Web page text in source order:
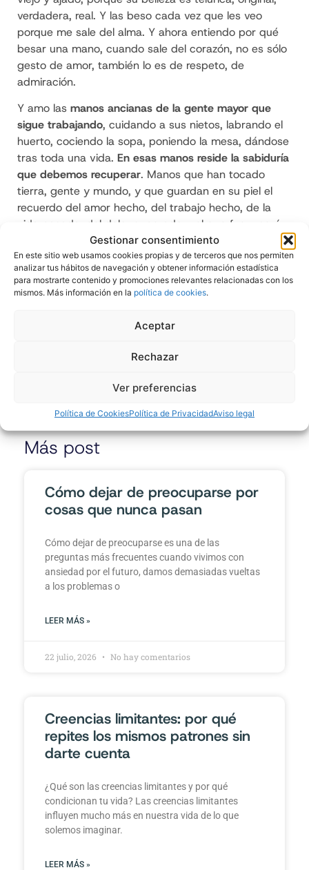
Gestionar consentimiento
En este sitio web usamos cookies propias y de terceros que nos permiten
analizar tus hábitos de navegación y obtener información estadística
para mostrarte contenido y promociones relevantes relacionadas con los
mismos. Más información en la política de cookies.
Aceptar
Rechazar
Ver preferencias
Política de CookiesPolítica de PrivacidadAviso legal
verdadera, real. Y las beso cada vez que les veo
porque me sale del alma. Y ahora entiendo por qué
besar una mano, cuando sale del corazón, no es sólo
gesto de amor, también lo es de respeto, de
admiración.
Y amo las manos ancianas de la gente mayor que
sigue trabajando, cuidando a sus nietos, labrando el
huerto, cociendo la sopa, poniendo la mesa, dándose
tras toda una vida. En esas manos reside la sabiduría
que debemos recuperar. Manos que han tocado
tierra, gente y mundo, y que guardan en su piel el
recuerdo del amor hecho, del trabajo hecho, de la
vida pasada, del dolor superado y el que fue y será
indigerible, de momentos cargados de sentido, y de
los que nunca lo tendrán. Ydoy gracias porque
siguen vivas y acompañándonos. Pocas cosas hay en
esta tierra que me provoquen un mayor sentimiento
Besos y abrazos a todos,
Más post
Cómo dejar de preocuparse por
cosas que nunca pasan
Cómo dejar de preocuparse es una de las
preguntas más frecuentes cuando vivimos con
ansiedad por el futuro, damos demasiadas vueltas
a los problemas o
LEER MÁS »
22 julio, 2026 No hay comentarios
Creencias limitantes: por qué
repites los mismos patrones sin
darte cuenta
¿Qué son las creencias limitantes y por qué
condicionan tu vida? Las creencias limitantes
influyen mucho más en nuestra vida de lo que
solemos imaginar.
LEER MÁS »